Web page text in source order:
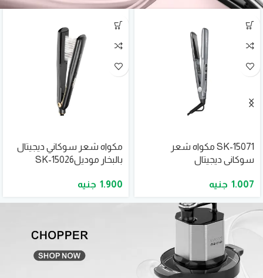
SK-15071 مكواه شعر
سوكانى ديجيتال
1.007
مكواه شعر سوكاني ديجيتال
بالبخار موديلSK-15026
1.900